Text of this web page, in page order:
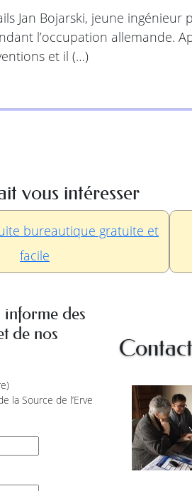
Jan Bojarski, jeune
l’occupation allemande.
et il (…)
vous intéresser
bureautique gratuite et
facile
informe des
de nos
la Source de l’Erve